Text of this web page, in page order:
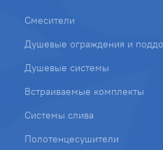
Смесители
Душевые ограждения и
Душевые системы
Встраиваемые комплекты
Системы слива
Полотенцесушители